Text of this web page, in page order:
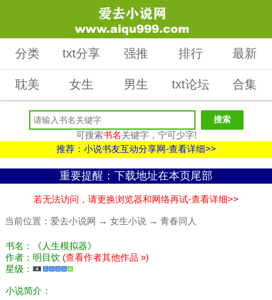
分类 txt分享 强推 排行 最新
耽美 女生 男生 txt论坛 合集
可搜索书名关键字，宁可少字!
推荐：小说书友互动分享网-查看详细>>
重要提醒：下载地址在本页尾部
若无法访问，请更换浏览器和网络再试-查看详细>>
当前位置： 爱去小说网 → 女生小说 → 青春同人
书名：《人生模拟器》
作者：明目饮 (查看作者其他作品 »)
星级：
小说简介：